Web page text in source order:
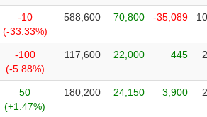
-10
(-33.33%)
588,600 70,800 -35,089
-100
(-5.88%)
117,600 22,000 445
50
(+1.47%)
180,200 24,150 3,900